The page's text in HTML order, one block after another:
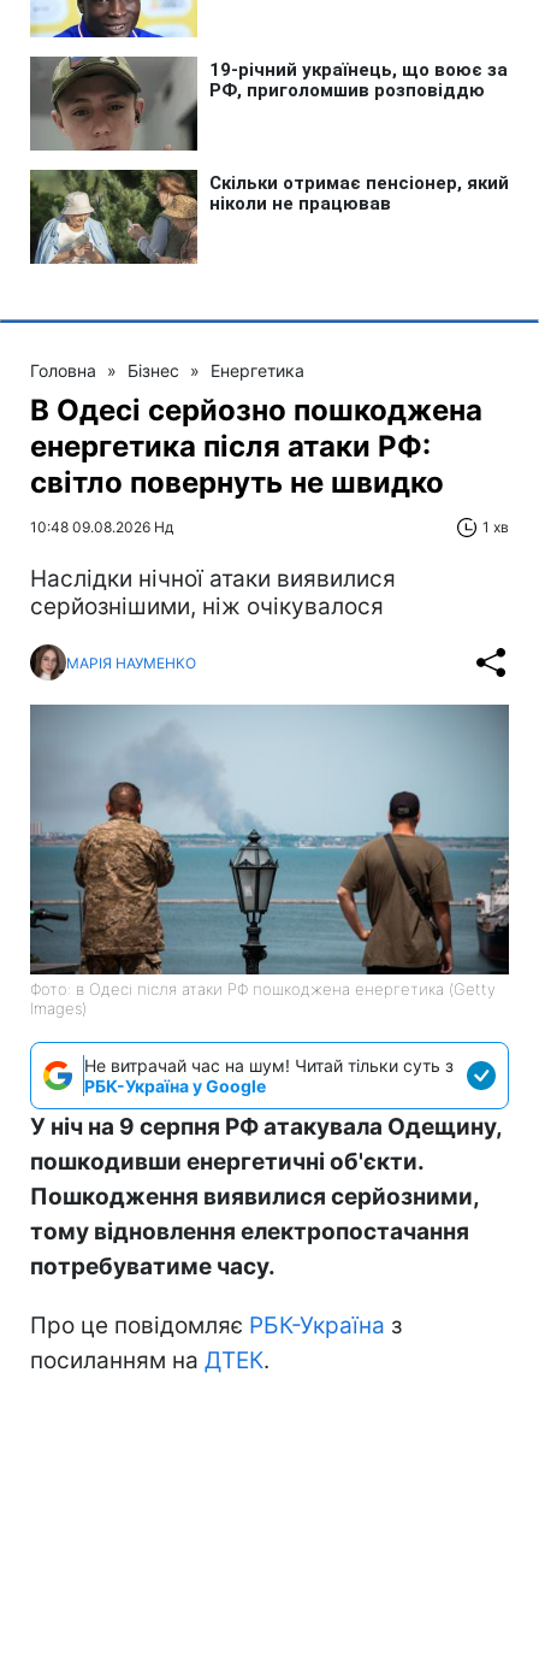
Головна » Бізнес » Енергетика
В Одесі серйозно пошкоджена
енергетика після атаки РФ:
світло повернуть не швидко
10:48 09.08.2026 Нд 1 хв
Наслідки нічної атаки виявилися
серйознішими, ніж очікувалося
МАРІЯ НАУМЕНКО
Фото: в Одесі після атаки РФ пошкоджена енергетика (Getty
Images)
Не витрачай час на шум! Читай тільки суть з
РБК-Україна у Google
У ніч на 9 серпня РФ атакувала Одещину,
пошкодивши енергетичні об'єкти.
Пошкодження виявилися серйозними,
тому відновлення електропостачання
потребуватиме часу.
Про це повідомляє РБК-Україна з
посиланням на ДТЕК.